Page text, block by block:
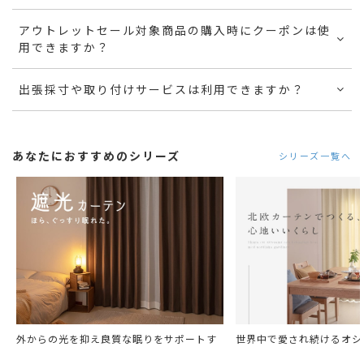
アウトレットセール対象商品の購入時にクーポンは使
用できますか？
出張採寸や取り付けサービスは利用できますか？
あなたにおすすめのシリーズ シリーズ一覧へ
外からの光を抑え良質な眠りをサポートす
世界中で愛され続けるオ